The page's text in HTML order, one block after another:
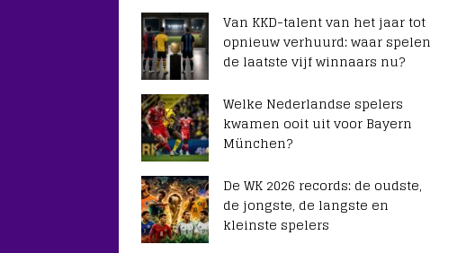
Van KKD-talent van het jaar tot
opnieuw verhuurd: waar spelen
de laatste vijf winnaars nu?
Welke Nederlandse spelers
kwamen ooit uit voor Bayern
München?
De WK 2026 records: de oudste,
de jongste, de langste en
kleinste spelers